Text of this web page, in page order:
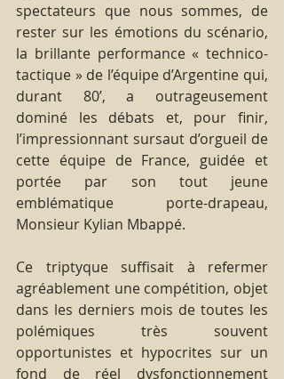
spectateurs que nous sommes, de
rester sur les émotions du scénario,
la brillante performance « technico-
tactique » de l’équipe d’Argentine qui,
durant 80’, a outrageusement
dominé les débats et, pour finir,
l’impressionnant sursaut d’orgueil de
cette équipe de France, guidée et
portée par son tout jeune
emblématique porte-drapeau,
Monsieur Kylian Mbappé.
Ce triptyque suffisait à refermer
agréablement une compétition, objet
dans les derniers mois de toutes les
polémiques très souvent
opportunistes et hypocrites sur un
fond de réel dysfonctionnement